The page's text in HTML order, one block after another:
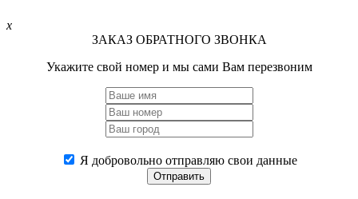
x
ЗАКАЗ ОБРАТНОГО ЗВОНКА
Укажите свой номер и мы сами Вам перезвоним
Я добровольно отправляю свои данные
Отправить